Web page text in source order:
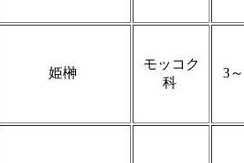
姫榊
モッコク
科
3